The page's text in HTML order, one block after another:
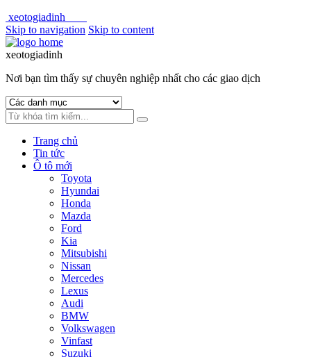
xeotogiadinh
Skip to navigation Skip to content
xeotogiadinh
Nơi bạn tìm thấy sự chuyên nghiệp nhất cho các giao dịch
Trang chủ
Tin tức
Ô tô mới
Toyota
Hyundai
Honda
Mazda
Ford
Kia
Mitsubishi
Nissan
Mercedes
Lexus
Audi
BMW
Volkswagen
Vinfast
Suzuki